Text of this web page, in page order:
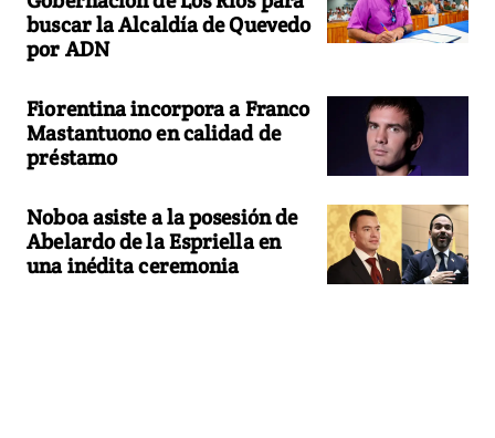
buscar la Alcaldía de Quevedo
por ADN
Fiorentina incorpora a Franco
Mastantuono en calidad de
préstamo
Noboa asiste a la posesión de
Abelardo de la Espriella en
una inédita ceremonia